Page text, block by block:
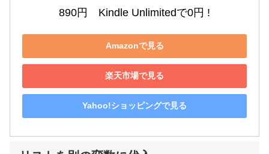
890円　Kindle Unlimitedで0円 !
Amazonで見る
楽天市場で見る
Yahoo!ショッピングで見る